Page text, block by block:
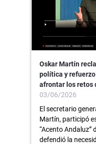
Oskar Martín
política y
afrontar los retos
03/06/2026
El secretario
Martín, participó
“Acento Andaluz”
defendió la